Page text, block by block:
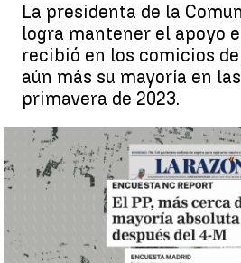
La presidenta de la
logra mantener el apoyo
recibió en los comicios
aún más su mayoría en
primavera de 2023.
Las encuestas otorgan a Isabel Díaz
un año después de las elecciones